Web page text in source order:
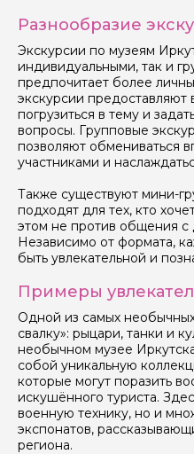
Разнообразие
Экскурсии по музеям
индивидуальными, так и
предпочитает более
экскурсии предоставляют
погрузиться в тему и
вопросы. Групповые
позволяют обмениваться
участниками и
Также существуют мини-
подходят для тех, кто
этом не против общения с
Независимо от формата,
быть увлекательной и
Примеры
Одной из самых
свалку»: рыцари, танки и
необычном музее
собой уникальную
которые могут поразить
искушённого туриста.
военную технику, но и
экспонатов,
региона.